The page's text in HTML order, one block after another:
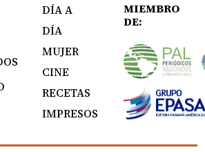
DÍA A
DÍA
MUJER
CINE
RECETAS
IMPRESOS
MIEMBRO
DE: